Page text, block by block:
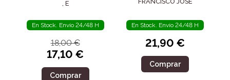
, E
En Stock. Envío 24/48 H
18,00 €
17,10 €
Comprar
En Stock. Envío 24/48 H
21,90 €
Comprar